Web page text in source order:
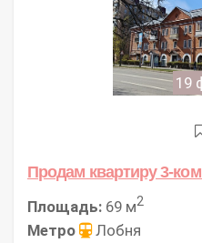
19
Продам квартиру 3-
Площадь: 69 м2
Метро
Лобня